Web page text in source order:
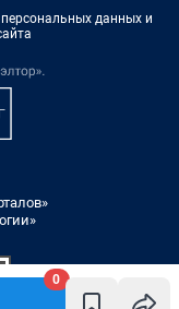
0
данных и